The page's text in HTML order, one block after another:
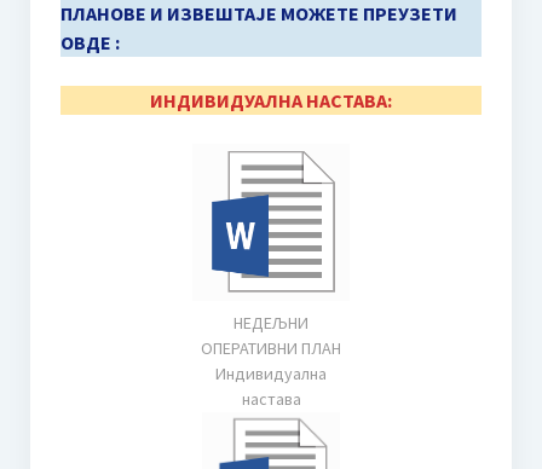
Биографија Милице Поповић
Пето меморијално такмичење дувача и камерних
ансамбала “Миле Пауновић”
Такмичарска књижица 2024.
ПЛАНОВЕ И ИЗВЕШТАЈЕ МОЖЕТЕ ПРЕУЗЕТИ
ОВДЕ :
ИНДИВИДУАЛНА НАСТАВА:
НЕДЕЉНИ
ОПЕРАТИВНИ ПЛАН
Индивидуална
настава